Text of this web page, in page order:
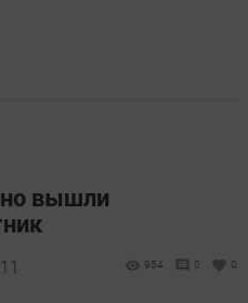
вышли
954 0 0